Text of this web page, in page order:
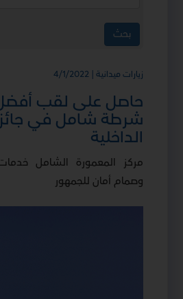
زيارات ميدانية | 4/1/2022
حاصل على لقب أفضل
شرطة شامل في جائزة
الداخلية
مركز المعمورة الشامل
وصمام أمان للجمهور